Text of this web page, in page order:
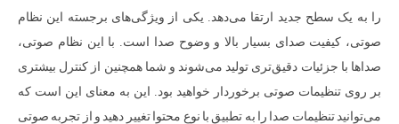
را به یک سطح جدید ارتقا می‌دهد. یکی از ویژگی‌های برجسته این نظام
صوتی، کیفیت صدای بسیار بالا و وضوح صدا است. با این نظام صوتی،
صداها با جزئیات دقیق‌تری تولید می‌شوند و شما همچنین از کنترل بیشتری
بر روی تنظیمات صوتی برخوردار خواهید بود. این به معنای این است که
می‌توانید تنظیمات صدا را به تطبیق با نوع محتوا تغییر دهید و از تجربه صوتی